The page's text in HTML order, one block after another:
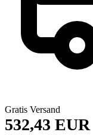
Gratis Versand
532,43 EUR